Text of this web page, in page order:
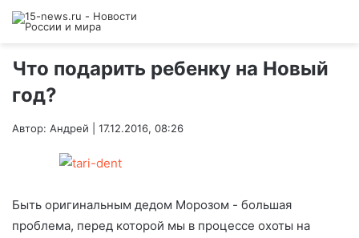
Что подарить ребенку на Новый
год?
Автор: Андрей | 17.12.2016, 08:26
Быть оригинальным дедом Морозом - большая
проблема, перед которой мы в процессе охоты на